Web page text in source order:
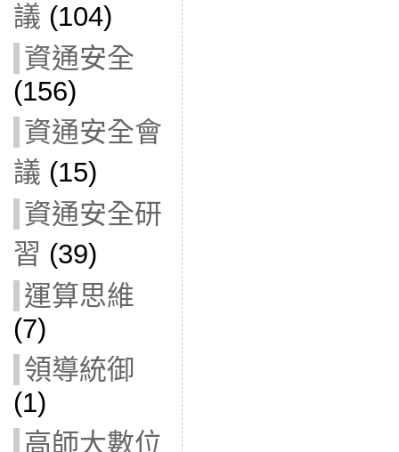
議 (104)
資通安全
(156)
資通安全會
議 (15)
資通安全研
習 (39)
運算思維
(7)
領導統御
(1)
高師大數位